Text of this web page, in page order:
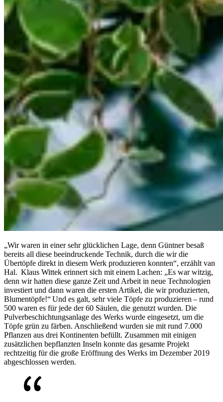
„Wir waren in einer sehr glücklichen Lage, denn Güntner besaß
bereits all diese beeindruckende Technik, durch die wir die
Übertöpfe direkt in diesem Werk produzieren konnten“, erzählt van
Hal. Klaus Wittek erinnert sich mit einem Lachen: „Es war witzig,
denn wir hatten diese ganze Zeit und Arbeit in neue Technologien
investiert und dann waren die ersten Artikel, die wir produzierten,
Blumentöpfe!“ Und es galt, sehr viele Töpfe zu produzieren – rund
500 waren es für jede der 60 Säulen, die genutzt wurden. Die
Pulverbeschichtungsanlage des Werks wurde eingesetzt, um die
Töpfe grün zu färben. Anschließend wurden sie mit rund 7.000
Pflanzen aus drei Kontinenten befüllt. Zusammen mit einigen
zusätzlichen bepflanzten Inseln konnte das gesamte Projekt
rechtzeitig für die große Eröffnung des Werks im Dezember 2019
abgeschlossen werden.